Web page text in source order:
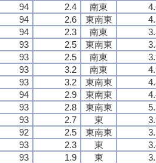
94 2.4 南東
94 2.6 東南東
94 2.3 南東
93 2.5 東南東
93 2.5 南東
93 3.2 南東
93 3.2 東南東
94 2.9 東南東
93 2.8 東南東
93 2.7 東
92 2.5 東南東
93 2.3 東
93 1.9 東